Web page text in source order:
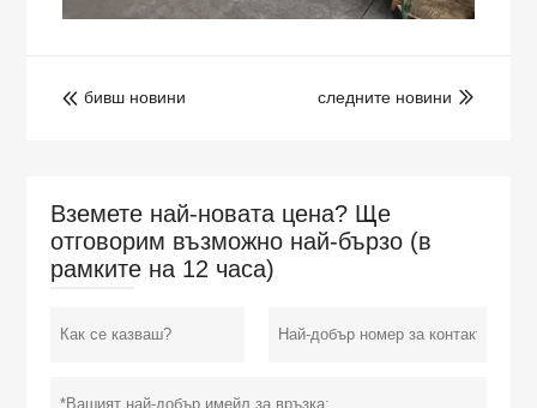
 бивш новини 
следните новини
Вземете най-новата цена? Ще
отговорим възможно най-бързо (в
рамките на 12 часа)